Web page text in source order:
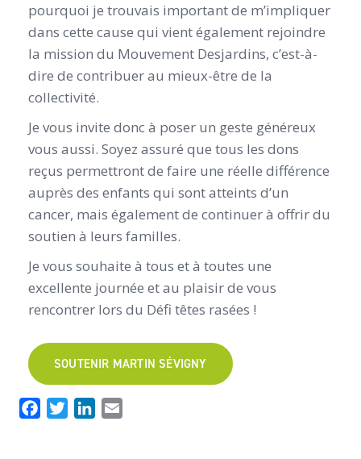
pourquoi je trouvais important de m’impliquer
dans cette cause qui vient également rejoindre
la mission du Mouvement Desjardins, c’est-à-
dire de contribuer au mieux-être de la
collectivité.
Je vous invite donc à poser un geste généreux
vous aussi. Soyez assuré que tous les dons
reçus permettront de faire une réelle différence
auprès des enfants qui sont atteints d’un
cancer, mais également de continuer à offrir du
soutien à leurs familles.
Je vous souhaite à tous et à toutes une
excellente journée et au plaisir de vous
rencontrer lors du Défi têtes rasées !
SOUTENIR MARTIN SÉVIGNY
FacebookTwitterLinkedIn